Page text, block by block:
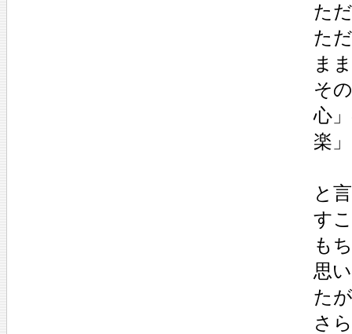
た
た
ま
そ
心
楽
と
す
も
思
た
さ